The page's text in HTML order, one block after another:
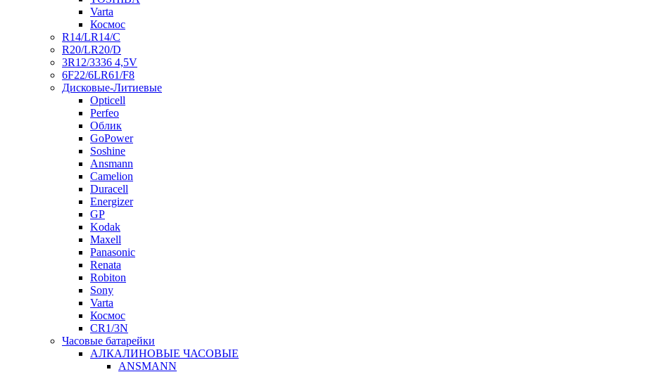
Varta
Космос
R14/LR14/C
R20/LR20/D
3R12/3336 4,5V
6F22/6LR61/F8
Дисковые-Литиевые
Opticell
Perfeo
Облик
GoPower
Soshine
Ansmann
Camelion
Duracell
Energizer
GP
Kodak
Maxell
Panasonic
Renata
Robiton
Sony
Varta
Космос
CR1/3N
Часовые батарейки
АЛКАЛИНОВЫЕ ЧАСОВЫЕ
ANSMANN